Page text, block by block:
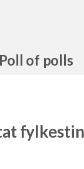
Poll of polls